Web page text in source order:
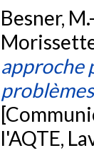
Besner,
approche
l'AQTE,